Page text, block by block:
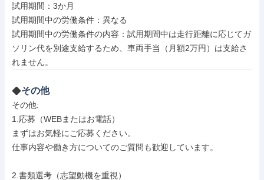
試用期間：3か月
試用期間中の労働条件：異なる
試用期間中の労働条件の内容：試用期間中は走行距離に応じてガ
ソリン代を別途支給するため、車両手当（月額2万円）は支給さ
れません。
その他
その他:
1.応募（WEBまたはお電話）
まずはお気軽にご応募ください。
仕事内容や働き方についてのご質問も歓迎しています。
2.書類選考（志望動機を重視）